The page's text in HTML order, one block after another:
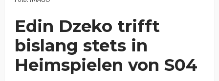
Edin Dzeko trifft
bislang stets in
Heimspielen von S04